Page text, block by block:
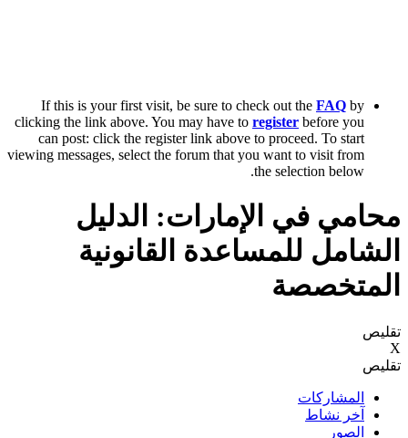
If this is your first visit, be sure to check out the FAQ by
clicking the link above. You may have to register before you
can post: click the register link above to proceed. To start
viewing messages, select the forum that you want to visit from
the selection below.
محامي في الإمارات: الدليل
الشامل للمساعدة القانونية
المتخصصة
تقليص
X
تقليص
المشاركات
آخر نشاط
الصور